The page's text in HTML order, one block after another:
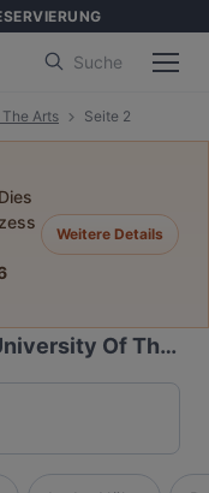
Suche
Arts Seite 2
Weitere Details
Of The Arts